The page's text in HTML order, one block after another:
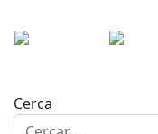
Cerca